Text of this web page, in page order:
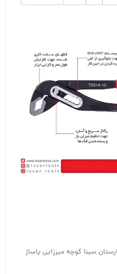
سینا کوچه میرزایی پاساژ